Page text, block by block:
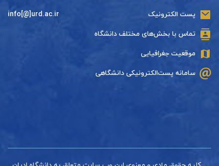
پست الکترونیک info[@]urd.ac.ir
تماس با بخش‌های مختلف دانشگاه
موقعیت جغرافیایی
سامانه پست‌الکترونیکی دانشگاهی